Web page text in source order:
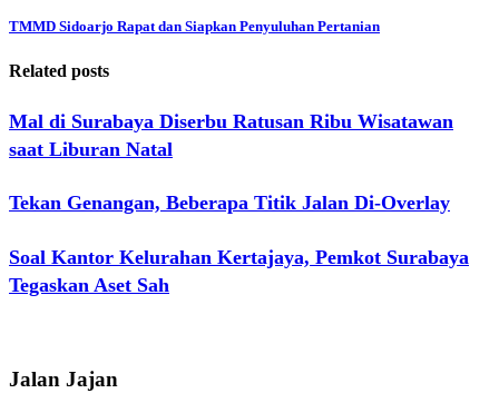
TMMD Sidoarjo Rapat dan Siapkan Penyuluhan Pertanian
Related posts
Mal di Surabaya Diserbu Ratusan Ribu Wisatawan
saat Liburan Natal
Tekan Genangan, Beberapa Titik Jalan Di-Overlay
Soal Kantor Kelurahan Kertajaya, Pemkot Surabaya
Tegaskan Aset Sah
Jalan Jajan